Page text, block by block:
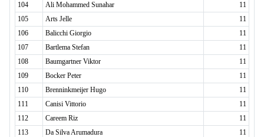
104
Ali Mohammed Sunahar
11
105
Arts Jelle
11
106
Balicchi Giorgio
11
107
Bartlema Stefan
11
108
Baumgartner Viktor
11
109
Bocker Peter
11
110
Brenninkmeijer Hugo
11
111
Canisi Vittorio
11
112
Careem Riz
11
113
Da Silva Arumadura
11